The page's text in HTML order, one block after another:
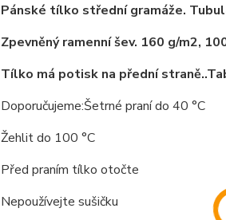
Pánské tílko střední gramáže.
Zpevněný ramenní šev. 160 g/m2,
Tílko má potisk na přední
Doporučujeme:Šetrné praní do 40 °C
Žehlit do 100 °C
Před praním tílko otočte
Nepoužívejte sušičku